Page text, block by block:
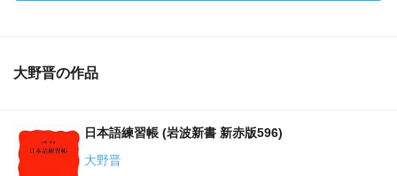
大野晋の作品
日本語練習帳 (岩波新書 新赤版596)
大野晋